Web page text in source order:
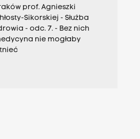
prof. Agnieszki
Sikorskiej - Służba
- odc. 7. - Bez nich
nie mogłaby